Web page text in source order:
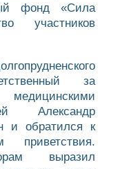
фонд «Сила
участников
за
Александр
и обратился к
выразил